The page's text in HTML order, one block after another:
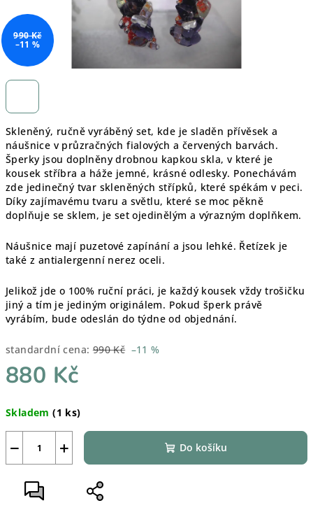
Skleněný, ručně vyráběný set, kde je sladěn přívěsek a
náušnice v průzračných fialových a červených barvách.
Šperky jsou doplněny drobnou kapkou skla, v které je
kousek stříbra a háže jemné, krásné odlesky. Ponechávám
zde jedinečný tvar skleněných střípků, které spékám v peci.
Díky zajímavému tvaru a světlu, které se moc pěkně
doplňuje se sklem, je set ojedinělým a výrazným doplňkem.
Náušnice mají puzetové zapínání a jsou lehké. Řetízek je
také z antialergenní nerez oceli.
Jelikož jde o 100% ruční práci, je každý kousek vždy trošičku
jiný a tím je jediným originálem. Pokud šperk právě
vyrábím, bude odeslán do týdne od objednání.
standardní cena: 990 Kč –11 %
880 Kč
cena:
Skladem(1 ks)
+
− Do košíku
990 Kč
–11 %